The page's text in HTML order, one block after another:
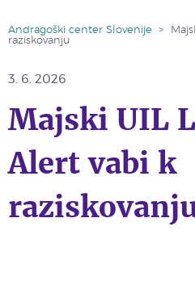
Andragoški center Slovenije >
raziskovanju
3. 6. 2026
Majski UIL
Alert vabi k